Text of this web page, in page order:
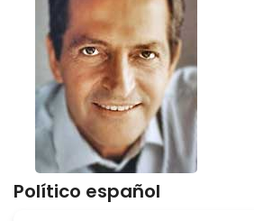
Político español